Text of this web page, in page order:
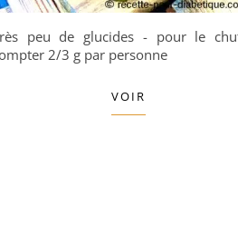
peu de glucides - pour le
2/3 g par personne
VOIR